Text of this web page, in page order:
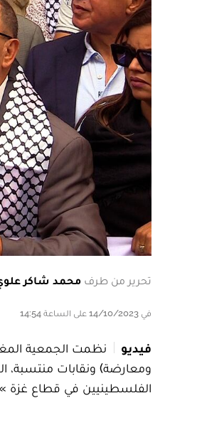
تحرير من طرف محمد شاكر
في 14/10/2023 على الساعة 14:54
فيديو
نظمت الجمعية
الفلسطينيين في قطاع غزة